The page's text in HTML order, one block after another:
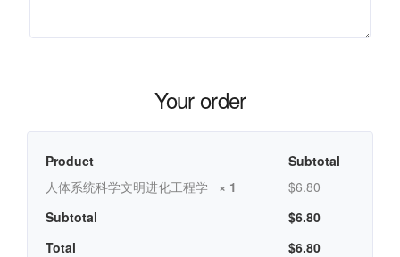
Your order
Product
Subtotal
人体系统科学文明进化工程学 × 1 $6.80
Subtotal
$6.80
Total
$6.80